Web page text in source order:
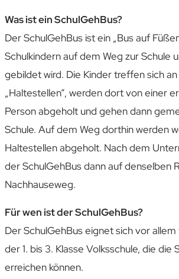
Was ist ein SchulGehBus?
Der SchulGehBus ist ein „Bus auf
Schulkindern auf dem Weg zur Schule
gebildet wird. Die Kinder treffen sich
„Haltestellen“, werden dort von einer
Person abgeholt und gehen dann
Schule. Auf dem Weg dorthin werden
Haltestellen abgeholt. Nach dem
der SchulGehBus dann auf denselben
Nachhauseweg.
Für wen ist der SchulGehBus?
Der SchulGehBus eignet sich vor
der 1. bis 3. Klasse Volksschule, die die
erreichen können.